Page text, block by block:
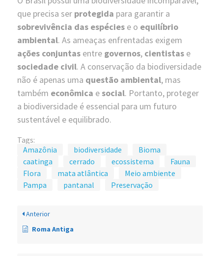
que precisa ser protegida para garantir a
sobrevivência das espécies e o equilíbrio
ambiental. As ameaças enfrentadas exigem
ações conjuntas entre governos, cientistas e
sociedade civil. A conservação da biodiversidade
não é apenas uma questão ambiental, mas
também econômica e social. Portanto, proteger
a biodiversidade é essencial para um futuro
sustentável e equilibrado.
Tags:
Amazônia
biodiversidade
Bioma
caatinga
cerrado ecossistema
Fauna
Flora
mata atlântica
Meio ambiente
Pampa
pantanal Preservação
Anterior
Roma Antiga